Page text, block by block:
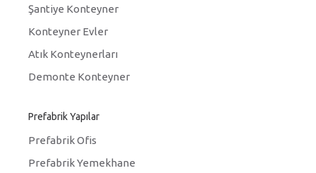
Şantiye Konteyner
Konteyner Evler
Atık Konteynerları
Demonte Konteyner
Prefabrik Yapılar
Prefabrik Ofis
Prefabrik Yemekhane